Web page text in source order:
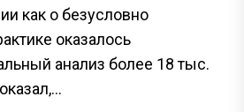
как о безусловно
оказалось
анализ более 18 тыс.